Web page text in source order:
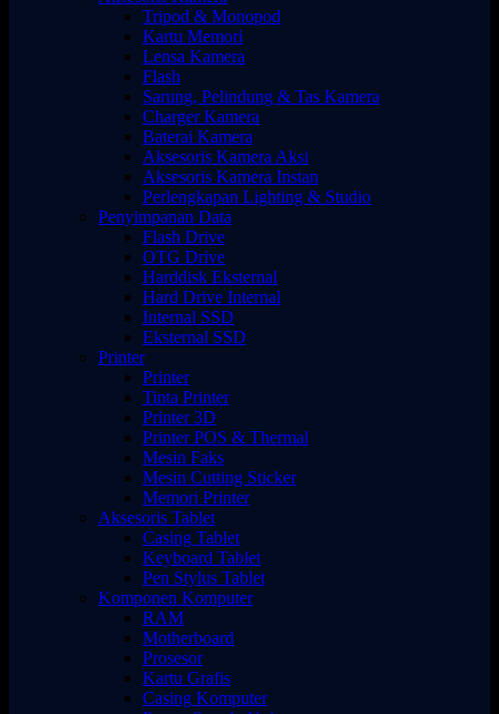
Tripod & Monopod
Kartu Memori
Lensa Kamera
Flash
Sarung, Pelindung & Tas Kamera
Charger Kamera
Baterai Kamera
Aksesoris Kamera Aksi
Aksesoris Kamera Instan
Perlengkapan Lighting & Studio
Penyimpanan Data
Flash Drive
OTG Drive
Harddisk Eksternal
Hard Drive Internal
Internal SSD
Eksternal SSD
Printer
Printer
Tinta Printer
Printer 3D
Printer POS & Thermal
Mesin Faks
Mesin Cutting Sticker
Memori Printer
Aksesoris Tablet
Casing Tablet
Keyboard Tablet
Pen Stylus Tablet
Komponen Komputer
RAM
Motherboard
Prosesor
Kartu Grafis
Casing Komputer